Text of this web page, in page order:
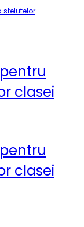
stelutelor
clasei
clasei